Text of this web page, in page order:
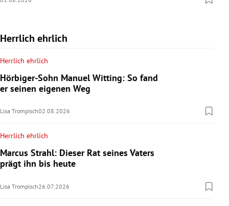
Herrlich ehrlich
Herrlich ehrlich
Hörbiger-Sohn Manuel Witting: So fand
er seinen eigenen Weg
Lisa Trompisch02.08.2026
Herrlich ehrlich
Marcus Strahl: Dieser Rat seines Vaters
prägt ihn bis heute
Lisa Trompisch26.07.2026